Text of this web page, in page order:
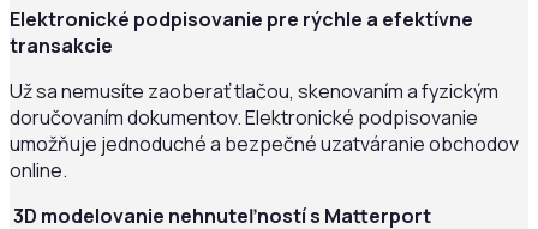
Elektronické podpisovanie pre rýchle a efektívne
transakcie
Už sa nemusíte zaoberať tlačou, skenovaním a fyzickým
doručovaním dokumentov. Elektronické podpisovanie
umožňuje jednoduché a bezpečné uzatváranie obchodov
online.
3D modelovanie nehnuteľností s Matterport